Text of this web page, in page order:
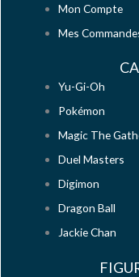
Mon Compte
Mes
Yu-Gi-Oh
Pokémon
Magic The
Duel Masters
Digimon
Dragon Ball
Jackie Chan